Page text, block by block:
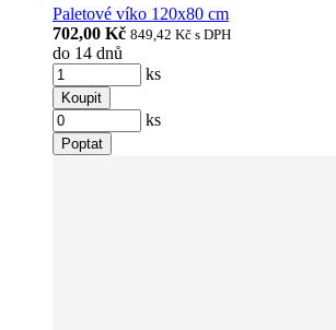
Paletové víko 120x80 cm
702,00 Kč 849,42 Kč s DPH
do 14 dnů
ks
Koupit
ks
Poptat